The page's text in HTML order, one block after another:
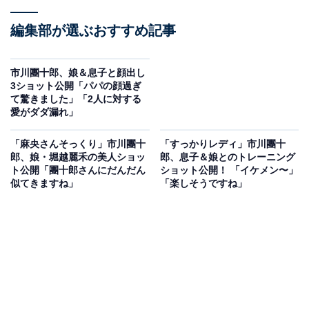
編集部が選ぶおすすめ記事
市川團十郎、娘＆息子と顔出し
3ショット公開「パパの顔過ぎ
て驚きました」「2人に対する
愛がダダ漏れ」
「麻央さんそっくり」市川團十
郎、娘・堀越麗禾の美人ショッ
ト公開「團十郎さんにだんだん
似てきますね」
「すっかりレディ」市川團十
郎、息子＆娘とのトレーニング
ショット公開！ 「イケメン〜」
「楽しそうですね」